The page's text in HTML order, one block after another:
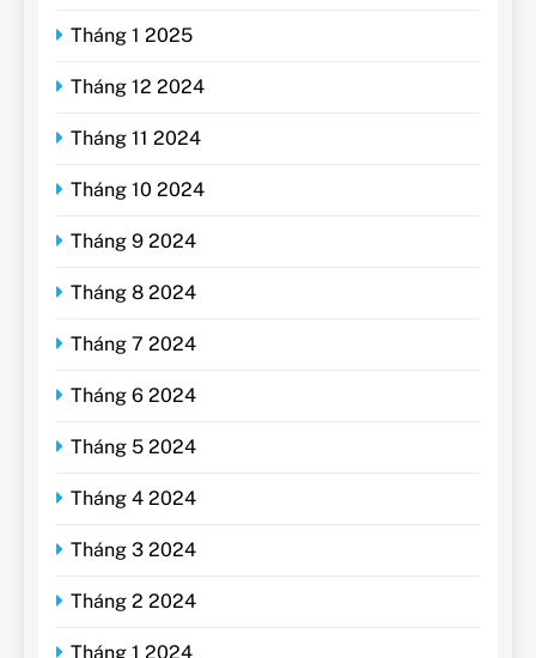
Tháng 1 2025
Tháng 12 2024
Tháng 11 2024
Tháng 10 2024
Tháng 9 2024
Tháng 8 2024
Tháng 7 2024
Tháng 6 2024
Tháng 5 2024
Tháng 4 2024
Tháng 3 2024
Tháng 2 2024
Tháng 1 2024